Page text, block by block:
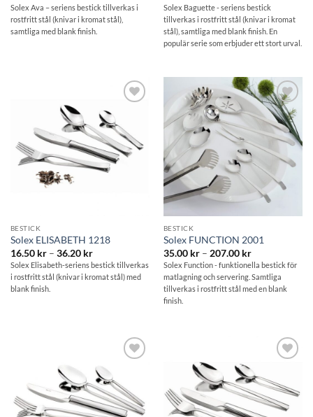
18.00 kr
till
43.00 kr
Solex Ava – seriens bestick tillverkas i
rostfritt stål (knivar i kromat stål),
samtliga med blank finish.
18.70 kr
till
238.90 kr
Solex Baguette - seriens bestick
tillverkas i rostfritt stål (knivar i kromat
stål), samtliga med blank finish. En
populär serie som erbjuder ett stort urval.
Lägg till i
önskelistan
BESTICK
Solex ELISABETH 1218
16.50 kr – 36.20 krPrisintervall:
16.50 kr
till
36.20 kr
Solex Elisabeth-seriens bestick tillverkas
i rostfritt stål (knivar i kromat stål) med
blank finish.
Lägg till i
önskelistan
BESTICK
Solex FUNCTION 2001
35.00 kr – 207.00 krPrisintervall:
35.00 kr
till
207.00 kr
Solex Function - funktionella bestick för
matlagning och servering. Samtliga
tillverkas i rostfritt stål med en blank
finish.
Lägg till i
önskelistan
önskelistan